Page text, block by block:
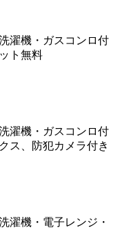
濯機・ガスコンロ付
ト無料
濯機・ガスコンロ付
ス、防犯カメラ付き
濯機・電子レンジ・